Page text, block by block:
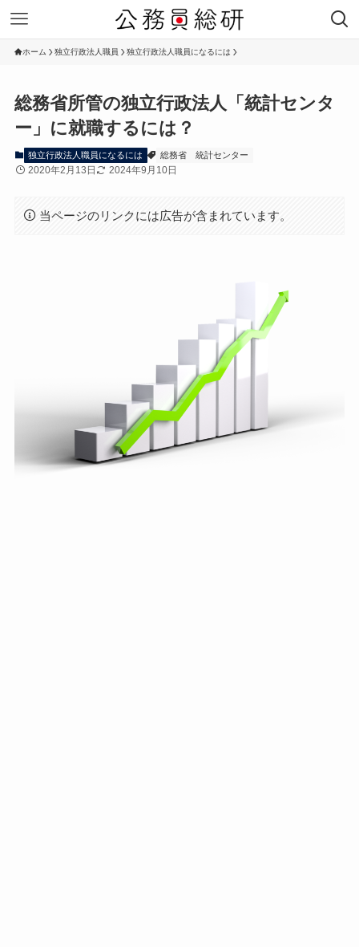
ホーム 独立行政法人職員 独立行政法人職員になるには
総務省所管の独立行政法人「統計センタ
ー」に就職するには？
独立行政法人職員になるには 総務省 統計センター
2020年2月13日 2024年9月10日
当ページのリンクには広告が含まれています。